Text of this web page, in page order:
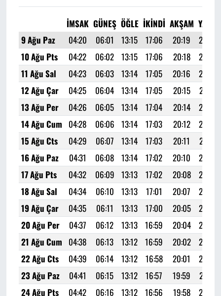
İMSAK GÜNEŞ ÖĞLE İKINDI AKŞAM YATSI
9 Ağu Paz
04:20 06:01 13:15 17:06 20:19
21:52
10 Ağu Pts
04:22 06:02 13:15 17:06 20:18
21:50
11 Ağu Sal
04:23 06:03 13:14 17:05 20:16
21:49
12 Ağu Çar
04:25 06:04 13:14 17:05 20:15
21:47
13 Ağu Per
04:26 06:05 13:14 17:04 20:14
21:45
14 Ağu Cum 04:28 06:06 13:14 17:03 20:12
21:43
15 Ağu Cts
04:29 06:07 13:14 17:03 20:11
21:41
16 Ağu Paz
04:31 06:08 13:14 17:02 20:10
21:40
17 Ağu Pts
04:32 06:09 13:13 17:02 20:08
21:38
18 Ağu Sal
04:34 06:10 13:13 17:01 20:07
21:36
19 Ağu Çar
04:35 06:11 13:13 17:00 20:05
21:34
20 Ağu Per
04:37 06:12 13:13 16:59 20:04
21:32
21 Ağu Cum 04:38 06:13 13:12 16:59 20:02
21:30
22 Ağu Cts
04:39 06:14 13:12 16:58 20:01
21:28
23 Ağu Paz
04:41 06:15 13:12 16:57 19:59
21:27
24 Ağu Pts
04:42 06:16 13:12 16:56 19:58
21:25